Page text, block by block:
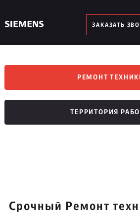
ЗАКАЗАТЬ
РЕМОНТ
ТЕРРИТОРИЯ
Срочный Ремонт